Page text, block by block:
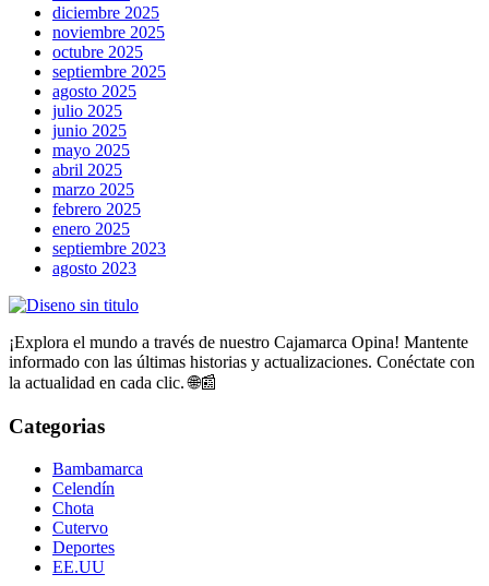
diciembre 2025
noviembre 2025
octubre 2025
septiembre 2025
agosto 2025
julio 2025
junio 2025
mayo 2025
abril 2025
marzo 2025
febrero 2025
enero 2025
septiembre 2023
agosto 2023
¡Explora el mundo a través de nuestro Cajamarca Opina! Mantente
informado con las últimas historias y actualizaciones. Conéctate con
la actualidad en cada clic. 🌐📰
Categorias
Bambamarca
Celendín
Chota
Cutervo
Deportes
EE.UU